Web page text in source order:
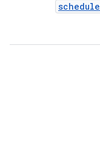
schedule